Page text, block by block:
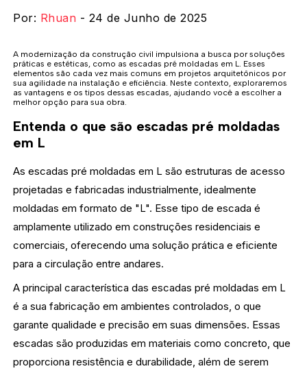
Por: Rhuan - 24 de Junho de 2025
A modernização da construção civil impulsiona a busca por soluções
práticas e estéticas, como as escadas pré moldadas em L. Esses
elementos são cada vez mais comuns em projetos arquitetônicos por
sua agilidade na instalação e eficiência. Neste contexto, exploraremos
as vantagens e os tipos dessas escadas, ajudando você a escolher a
melhor opção para sua obra.
Entenda o que são escadas pré moldadas
em L
As escadas pré moldadas em L são estruturas de acesso
projetadas e fabricadas industrialmente, idealmente
moldadas em formato de "L". Esse tipo de escada é
amplamente utilizado em construções residenciais e
comerciais, oferecendo uma solução prática e eficiente
para a circulação entre andares.
A principal característica das escadas pré moldadas em L
é a sua fabricação em ambientes controlados, o que
garante qualidade e precisão em suas dimensões. Essas
escadas são produzidas em materiais como concreto, que
proporciona resistência e durabilidade, além de serem